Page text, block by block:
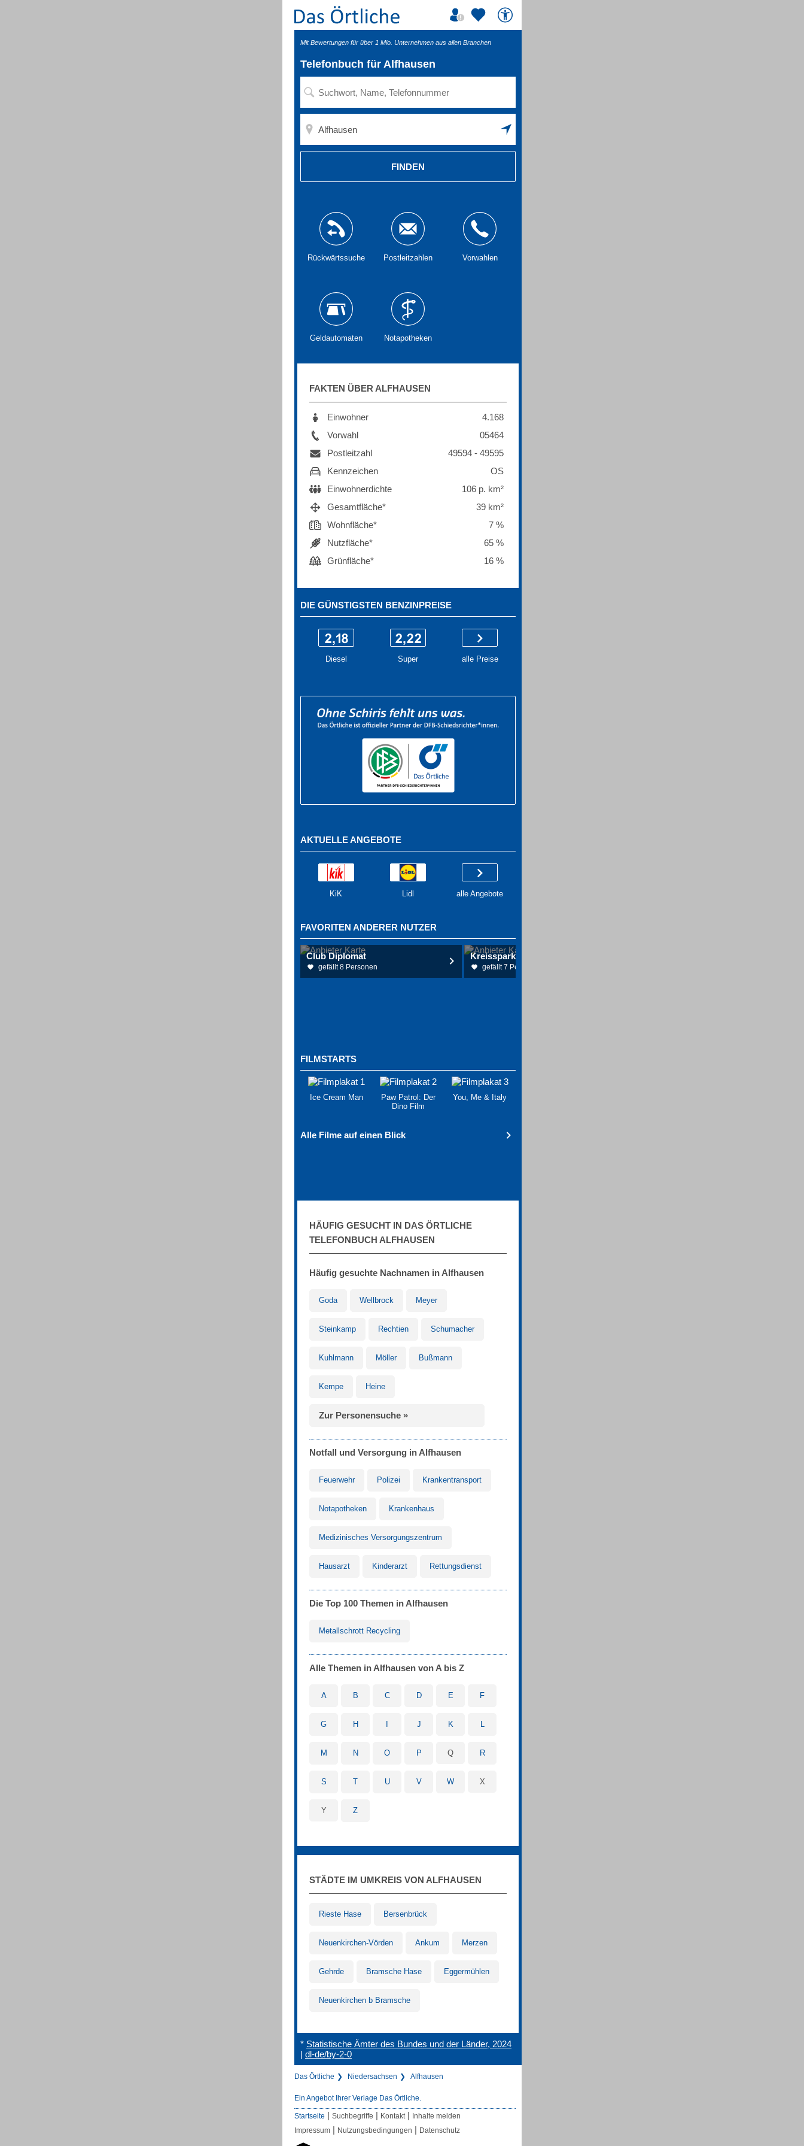
Mit Bewertungen für über 1 Mio. Unternehmen aus allen Branchen
Telefonbuch für Alfhausen
FINDEN
Rückwärtssuche Postleitzahlen Vorwahlen
Geldautomaten Notapotheken
FAKTEN ÜBER ALFHAUSEN
Einwohner
4.168
Vorwahl
05464
Postleitzahl
49594 - 49595
Kennzeichen
OS
Einwohnerdichte
106 p. km²
Gesamtfläche*
39 km²
Wohnfläche*
7 %
Nutzfläche*
65 %
Grünfläche*
16 %
DIE GÜNSTIGSTEN BENZINPREISE
Diesel Super alle Preise
AKTUELLE ANGEBOTE
KiK Lidl alle Angebote
FAVORITEN ANDERER NUTZER
Club Diplomat
gefällt 8 Personen
Kreissparkasse Bersenbrück
gefällt 7 Personen
FILMSTARTS
Ice Cream Man
Paw Patrol: Der
Dino Film
You, Me & Italy
Alle Filme auf einen Blick
HÄUFIG GESUCHT IN DAS ÖRTLICHE
TELEFONBUCH ALFHAUSEN
Häufig gesuchte Nachnamen in Alfhausen
Goda Wellbrock Meyer
Steinkamp Rechtien Schumacher
Kuhlmann Möller Bußmann
Kempe Heine
Zur Personensuche »
Notfall und Versorgung in Alfhausen
Feuerwehr Polizei Krankentransport
Notapotheken Krankenhaus
Medizinisches Versorgungszentrum
Hausarzt Kinderarzt Rettungsdienst
Die Top 100 Themen in Alfhausen
Metallschrott Recycling
Alle Themen in Alfhausen von A bis Z
A B C D E F
G H J K L
M N O P Q R
S T U V W X
Y Z
STÄDTE IM UMKREIS VON ALFHAUSEN
Rieste Hase Bersenbrück
Neuenkirchen-Vörden Ankum Merzen
Gehrde Bramsche Hase Eggermühlen
Neuenkirchen b Bramsche
* Statistische Ämter des Bundes und der Länder, 2024
| dl-de/by-2-0
Das Örtliche Niedersachsen Alfhausen
Ein Angebot Ihrer Verlage Das Örtliche.
Startseite | Suchbegriffe | Kontakt | Inhalte melden
Impressum | Nutzungsbedingungen | Datenschutz